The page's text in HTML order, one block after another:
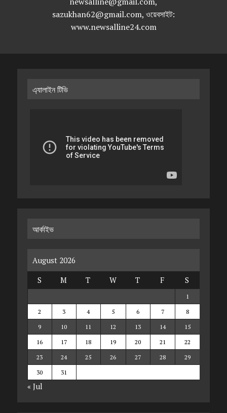
sazukhan62@gmail.com, ওয়েবসাইট:
www.newsalline24.com
এ্যালাইন টিভি
আর্কাইভ
August 2026
S
M T W T F S
1
2
3 4 5 6 7
8
9
10 11 12 13 14
15
16
17 18 19 20 21
22
23
24 25 26 27 28
29
30
31
« Jul